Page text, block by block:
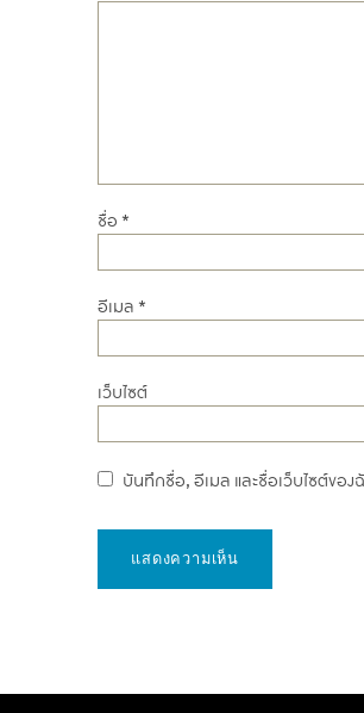
ชื่อ *
อีเมล *
เว็บไซต์
บันทึกชื่อ, อีเมล และชื่อเว็บไซต์ของ